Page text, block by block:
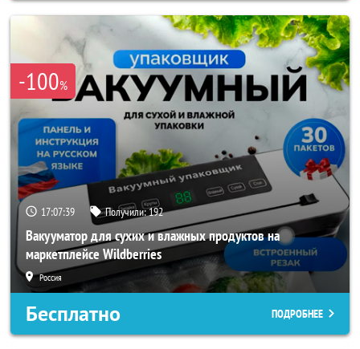
-100%
17:07:36 Получили:192
Вакууматор для сухих и влажных продуктов на
маркетплейсе Wildberries
Россия
Бесплатно ПОДРОБНЕЕ